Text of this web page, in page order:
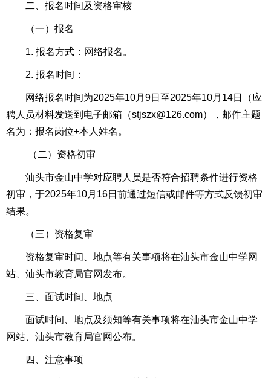
二、报名时间及资格审核
（一）报名
1. 报名方式：网络报名。
2. 报名时间：
网络报名时间为2025年10月9日至2025年10月14日（应
聘人员材料发送到电子邮箱（stjszx@126.com），邮件主题
名为：报名岗位+本人姓名。
（二）资格初审
汕头市金山中学对应聘人员是否符合招聘条件进行资格
初审，于2025年10月16日前通过短信或邮件等方式反馈初审
结果。
（三）资格复审
资格复审时间、地点等有关事项将在汕头市金山中学网
站、汕头市教育局官网发布。
三、面试时间、地点
面试时间、地点及须知等有关事项将在汕头市金山中学
网站、汕头市教育局官网公布。
四、注意事项